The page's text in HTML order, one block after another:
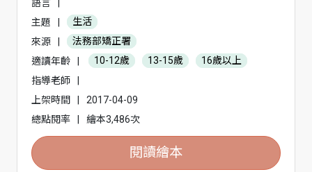
語言
|
主題
|
生活
來源
|
法務部矯正署
適讀年齡
| 10-12歲 13-15歲
16歲以上
指導老師
|
上架時間
|
2017-04-09
總點閱率
| 繪本3,486次
閱讀繪本